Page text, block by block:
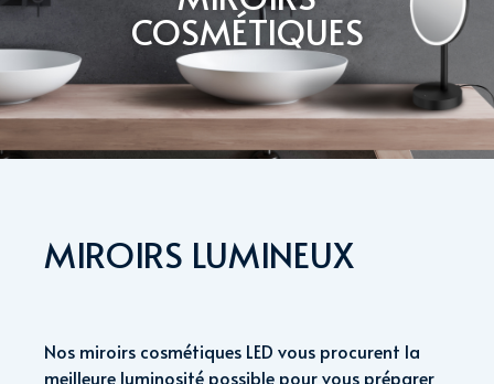
COSMÉTIQUES
MIROIRS LUMINEUX
Nos miroirs cosmétiques LED vous procurent la
meilleure luminosité possible pour vous préparer